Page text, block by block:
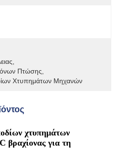
Πτώσης
Χτυπημάτων Μηχανών
χτυπημάτων
βραχίονας για τη